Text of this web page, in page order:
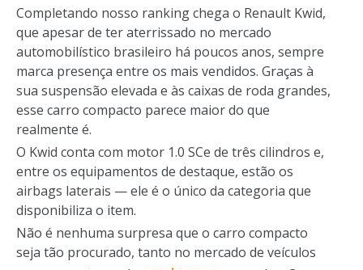
Completando nosso ranking chega o Renault Kwid,
que apesar de ter aterrissado no mercado
automobilístico brasileiro há poucos anos, sempre
marca presença entre os mais vendidos. Graças à
sua suspensão elevada e às caixas de roda grandes,
esse carro compacto parece maior do que
realmente é.
O Kwid conta com motor 1.0 SCe de três cilindros e,
entre os equipamentos de destaque, estão os
airbags laterais — ele é o único da categoria que
disponibiliza o item.
Não é nenhuma surpresa que o carro compacto
seja tão procurado, tanto no mercado de veículos